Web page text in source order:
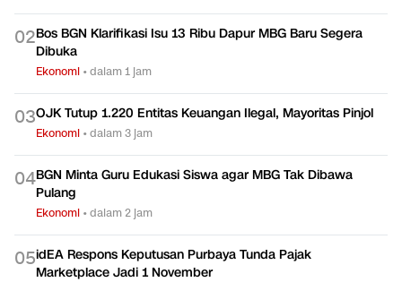
02Bos BGN Klarifikasi Isu 13 Ribu Dapur MBG Baru Segera
Dibuka
Ekonomi •dalam 1 jam
03OJK Tutup 1.220 Entitas Keuangan Ilegal, Mayoritas Pinjol
Ekonomi •dalam 3 jam
04BGN Minta Guru Edukasi Siswa agar MBG Tak Dibawa
Pulang
Ekonomi •dalam 2 jam
05idEA Respons Keputusan Purbaya Tunda Pajak
Marketplace Jadi 1 November